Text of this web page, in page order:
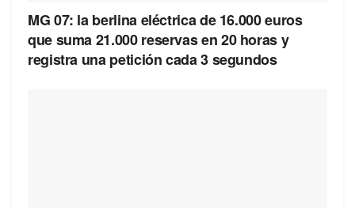
MG 07: la berlina eléctrica de 16.000 euros
que suma 21.000 reservas en 20 horas y
registra una petición cada 3 segundos